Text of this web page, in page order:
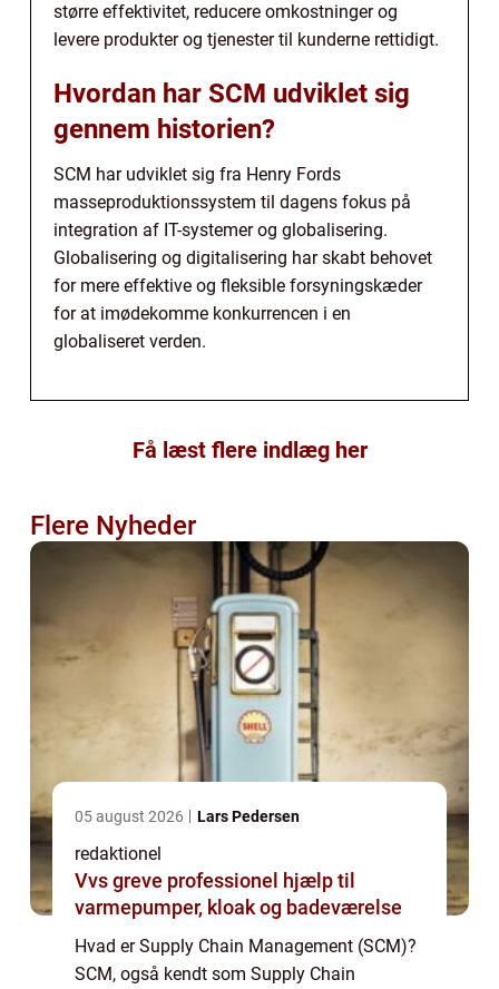
større effektivitet, reducere omkostninger og
levere produkter og tjenester til kunderne rettidigt.
Hvordan har SCM udviklet sig
gennem historien?
SCM har udviklet sig fra Henry Fords
masseproduktionssystem til dagens fokus på
integration af IT-systemer og globalisering.
Globalisering og digitalisering har skabt behovet
for mere effektive og fleksible forsyningskæder
for at imødekomme konkurrencen i en
globaliseret verden.
Få læst flere indlæg her
Flere Nyheder
05 august 2026 Lars Pedersen
redaktionel
Vvs greve professionel hjælp til
varmepumper, kloak og badeværelse
Hvad er Supply Chain Management (SCM)?
SCM, også kendt som Supply Chain